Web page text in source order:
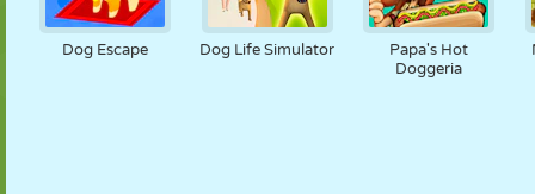
Dog Escape Dog Life Simulator
Papa's Hot
Doggeria